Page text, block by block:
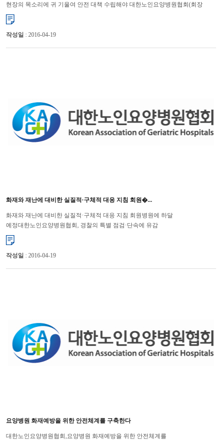
현장의 목소리에 귀 기울여 안전 대책 수립해야 대한노인요양병원협회(회장
윤해영)는 최근 계속되는 각종 단속과 점검에 대하여 다시 한 번 ...
작성일 : 2016-04-19
화재와 재난에 대비한 실질적·구체적 대응 지침 회원�...
화재와 재난에 대비한 실질적·구체적 대응 지침 회원병원에 하달
예정대한노인요양병원협회, 경찰의 특별 점검·단속에 유감
표명 대한노인요양병원협회(회장 윤해영)는 최근 국무조정실·보건복지부의
요양병원 합동...
작성일 : 2016-04-19
요양병원 화재예방을 위한 안전체계를 구축한다
대한노인요양병원협회,요양병원 화재예방을 위한 안전체계를